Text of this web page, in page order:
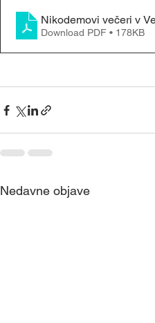
Nikodemovi večeri v
Download PDF • 178KB
Nedavne objave